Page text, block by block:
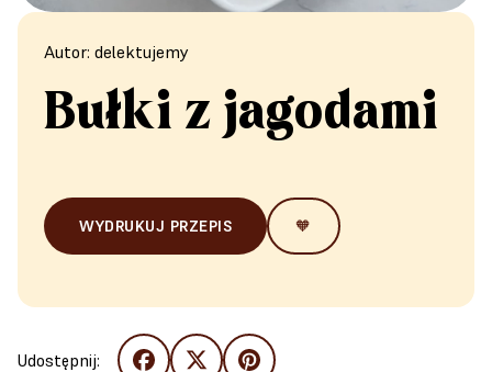
Autor: delektujemy
Bułki z jagodami
WYDRUKUJ PRZEPIS 🧡
Udostępnij: